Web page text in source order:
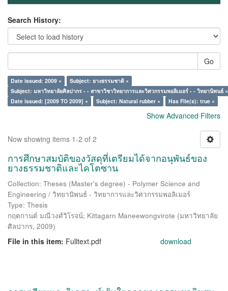
Search History:
Go
Date issued: 2009 ×
Subject: ยางธรรมชาติ ×
Subject: มหาวิทยาลัยศิลปากร - - สาขาวิชาวิทยาการและวิศวกรรมพอลิเมอร์ - - วิทยานิพนธ์ ×
Date issued: [2009 TO 2009] ×
Subject: Natural rubber × Has File(s): true ×
Show Advanced Filters
Now showing items 1-2 of 2
การศึกษาสมบัติของวัสดุที่เตรียมได้จากอนุพันธ์ของ
ยางธรรมชาติและไคโตซาน
Collection: Theses (Master's degree) - Polymer Science and
Engineering / วิทยานิพนธ์ - วิทยาการและวิศวกรรมพอลิเมอร์
Type: Thesis
กฤตกานต์ มณีวงศ์วิโรจน์; Kittagarn Maneewongvirote (มหาวิทยาลัย
ศิลปากร, 2009)
File in this item: Fulltext.pdf download